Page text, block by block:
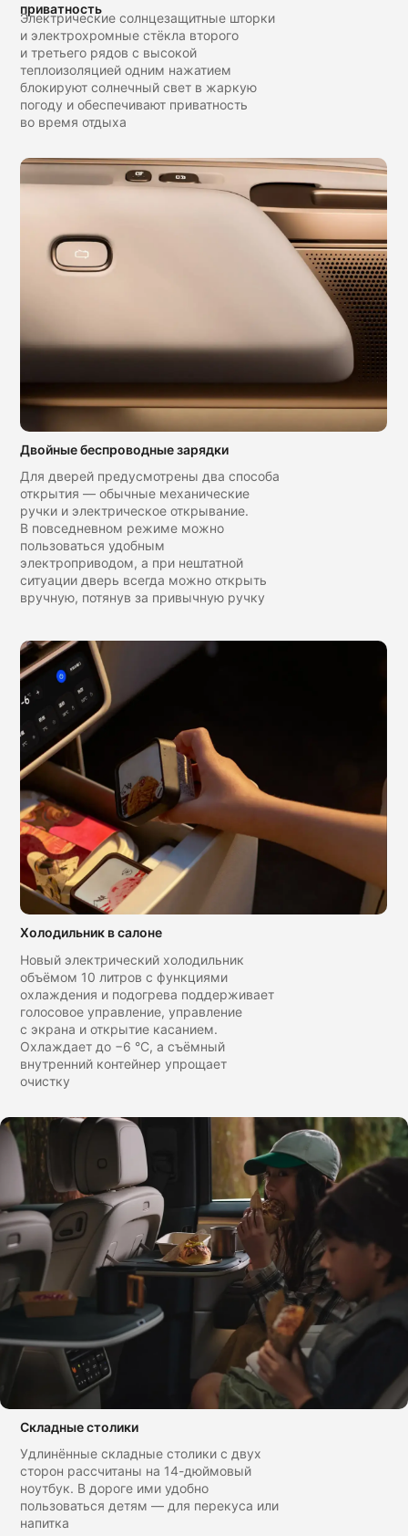
приватность
Электрические солнцезащитные шторки
и электрохромные стёкла второго
и третьего рядов с высокой
теплоизоляцией одним нажатием
блокируют солнечный свет в жаркую
погоду и обеспечивают приватность
во время отдыха
Двойные беспроводные зарядки
Холодильник в салоне
Для дверей предусмотрены два способа
открытия — обычные механические
ручки и электрическое открывание.
В повседневном режиме можно
пользоваться удобным
электроприводом, а при нештатной
ситуации дверь всегда можно открыть
вручную, потянув за привычную ручку
Новый электрический холодильник
объёмом 10 литров с функциями
охлаждения и подогрева поддерживает
голосовое управление, управление
с экрана и открытие касанием.
Охлаждает до −6 °C, а съёмный
внутренний контейнер упрощает
очистку
Складные столики
Удлинённые складные столики с двух
сторон рассчитаны на 14-дюймовый
ноутбук. В дороге ими удобно
пользоваться детям — для перекуса или
напитка